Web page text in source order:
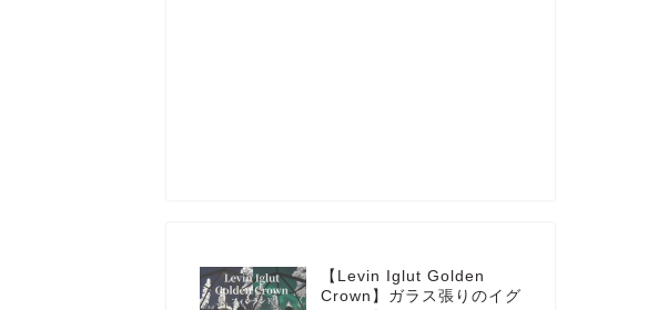
【Levin Iglut Golden
Crown】ガラス張りのイグ